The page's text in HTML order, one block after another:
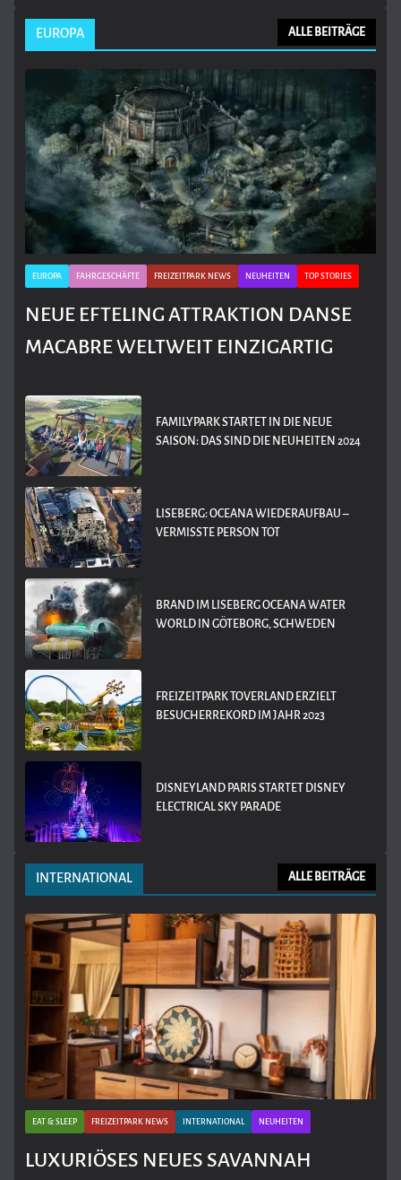
EUROPA ALLE BEITRÄGE
EUROPA FAHRGESCHÄFTE FREIZEITPARK NEWS NEUHEITEN TOP STORIES
NEUE EFTELING ATTRAKTION DANSE
MACABRE WELTWEIT EINZIGARTIG
FAMILYPARK STARTET IN DIE NEUE
SAISON: DAS SIND DIE NEUHEITEN 2024
LISEBERG: OCEANA WIEDERAUFBAU –
VERMISSTE PERSON TOT
BRAND IM LISEBERG OCEANA WATER
WORLD IN GÖTEBORG, SCHWEDEN
FREIZEITPARK TOVERLAND ERZIELT
BESUCHERREKORD IM JAHR 2023
DISNEYLAND PARIS STARTET DISNEY
ELECTRICAL SKY PARADE
INTERNATIONAL ALLE BEITRÄGE
EAT & SLEEP FREIZEITPARK NEWS INTERNATIONAL NEUHEITEN
LUXURIÖSES NEUES SAVANNAH